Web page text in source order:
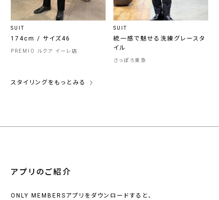
SUIT
174cm / サイズ46
PREMIO ルクア イーレ店
SUIT
統一感で魅せる洗練グレースタ
イル
さっぽろ東急
スタイリングをもっとみる
アプリのご紹介
ONLY MEMBERSアプリをダウンロードすると、